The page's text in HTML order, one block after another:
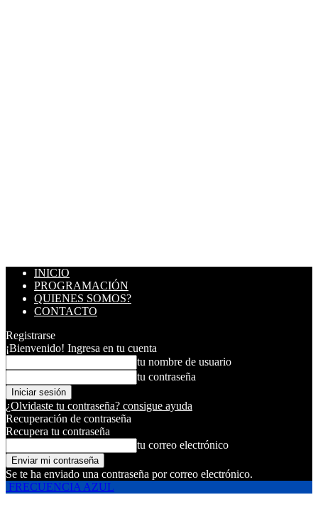
INICIO
PROGRAMACIÓN
QUIENES SOMOS?
CONTACTO
Registrarse
¡Bienvenido! Ingresa en tu cuenta
tu nombre de usuario
tu contraseña
¿Olvidaste tu contraseña? consigue ayuda
Recuperación de contraseña
Recupera tu contraseña
tu correo electrónico
Se te ha enviado una contraseña por correo electrónico.
FRECUENCIA AZUL